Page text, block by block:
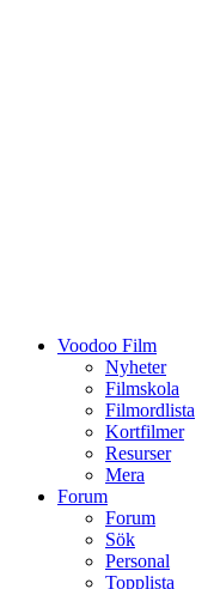
Voodoo Film
Nyheter
Filmskola
Filmordlista
Kortfilmer
Resurser
Mera
Forum
Forum
Sök
Personal
Topplista